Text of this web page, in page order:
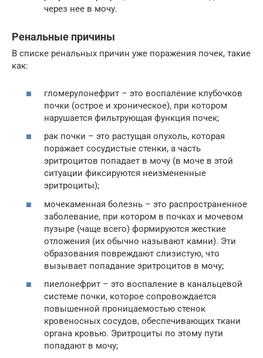
через нее в мочу.
Ренальные причины
В списке ренальных причин уже поражения почек, такие
как:
гломерулонефрит – это воспаление клубочков
почки (острое и хроническое), при котором
нарушается фильтрующая функция почек;
рак почки – это растущая опухоль, которая
поражает сосудистые стенки, а часть
эритроцитов попадает в мочу (в моче в этой
ситуации фиксируются неизмененные
эритроциты);
мочекаменная болезнь – это распространенное
заболевание, при котором в почках и мочевом
пузыре (чаще всего) формируются жесткие
отложения (их обычно называют камни). Эти
образования повреждают слизистую, что
вызывает попадание эритроцитов в мочу;
пиелонефрит – это воспаление в канальцевой
системе почки, которое сопровождается
повышенной проницаемостью стенок
кровеносных сосудов, обеспечивающих ткани
органа кровью. Эритроциты по этому пути
попадают в мочу;